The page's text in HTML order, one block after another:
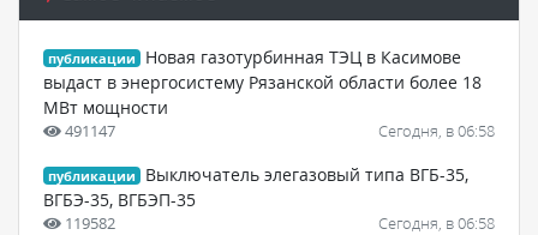
публикации
Новая газотурбинная ТЭЦ в Касимове
выдаст в энергосистему Рязанской области более 18
МВт мощности
491147 Сегодня, в 06:58
публикации
Выключатель элегазовый типа ВГБ-35,
ВГБЭ-35, ВГБЭП-35
119582 Сегодня, в 06:58